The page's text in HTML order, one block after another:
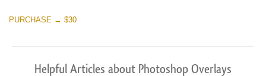
PURCHASE → $30
Helpful Articles about Photoshop Overlays